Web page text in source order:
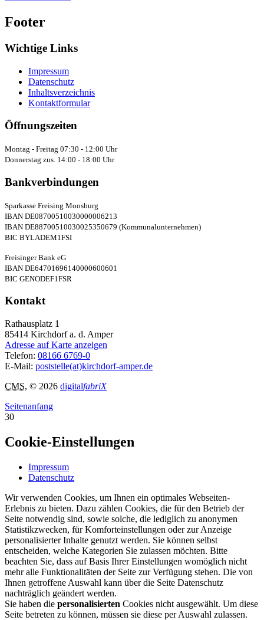
Footer
Wichtige Links
Impressum
Datenschutz
Inhaltsverzeichnis
Kontaktformular
Öffnungszeiten
Montag - Freitag 07:30 - 12:00 Uhr
Donnerstag zus. 14:00 - 18:00 Uhr
Bankverbindungen
Sparkasse Freising Moosburg
IBAN DE08700510030000006213
IBAN DE88700510030025350679 (Kommunalunternehmen)
BIC BYLADEM1FSI
Freisinger Bank eG
IBAN DE64701696140000600601
BIC GENODEF1FSR
Kontakt
Rathausplatz 1
85414 Kirchdorf a. d. Amper
Adresse auf Karte anzeigen
Telefon: 08166 6769-0
E-Mail: poststelle(at)kirchdorf-amper.de
CMS, © 2026 digitalfabriX
Seitenanfang
30
Cookie-Einstellungen
Impressum
Datenschutz
Wir verwenden Cookies, um Ihnen ein optimales Webseiten-
Erlebnis zu bieten. Dazu zählen Cookies, die für den Betrieb der
Seite notwendig sind, sowie solche, die lediglich zu anonymen
Statistikzwecken, für Komforteinstellungen oder zur Anzeige
personalisierter Inhalte genutzt werden. Sie können selbst
entscheiden, welche Kategorien Sie zulassen möchten. Bitte
beachten Sie, dass auf Basis Ihrer Einstellungen womöglich nicht
mehr alle Funktionalitäten der Seite zur Verfügung stehen. Die von
Ihnen getroffene Auswahl kann über die Seite Datenschutz
nachträglich geändert werden.
Sie haben die personalisierten Cookies nicht ausgewählt. Um diese
Seite betreten zu können, müssen sie diese per Auswahl zulassen.